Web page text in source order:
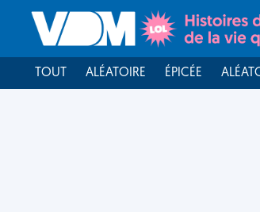
TOUT ALÉATOIRE ÉPICÉE